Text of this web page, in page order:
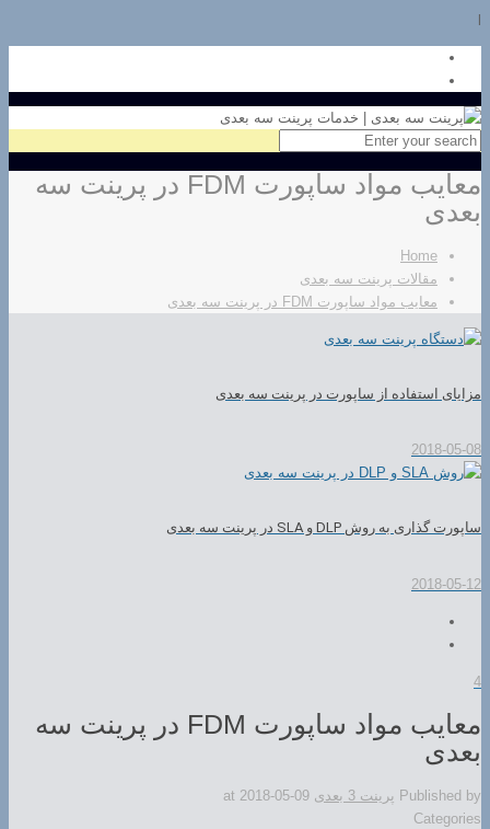
معایب مواد ساپورت FDM در پرینت سه
بعدی
Home
مقالات پرینت سه بعدی
معایب مواد ساپورت FDM در پرینت سه بعدی
مزایای استفاده از ساپورت در پرینت سه بعدی
2018-05-08
ساپورت گذاری به روش DLP و SLA در پرینت سه بعدی
2018-05-12
4
معایب مواد ساپورت FDM در پرینت سه
بعدی
Published by پرینت 3 بعدی at 2018-05-09
Categories